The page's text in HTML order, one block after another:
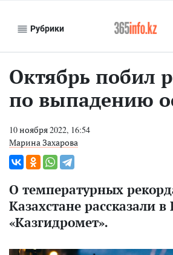
Рубрики
Октябрь побил
по выпадению
10 ноября 2022, 16:54
Марина Захарова
О температурных
Казахстане рассказали в
«Казгидромет».